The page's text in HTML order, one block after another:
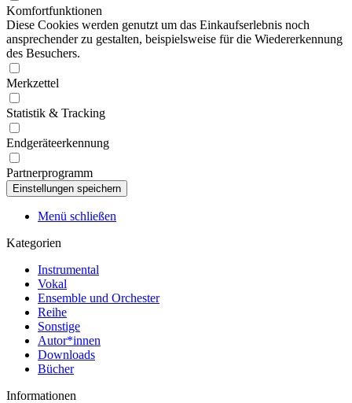
Komfortfunktionen
Diese Cookies werden genutzt um das Einkaufserlebnis noch
ansprechender zu gestalten, beispielsweise für die Wiedererkennung
des Besuchers.
Merkzettel
Statistik & Tracking
Endgeräteerkennung
Partnerprogramm
Menü schließen
Kategorien
Instrumental
Vokal
Ensemble und Orchester
Reihe
Sonstige
Autor*innen
Downloads
Bücher
Informationen